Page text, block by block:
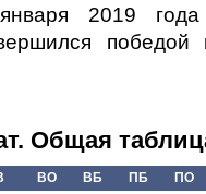
2019
победой
Общая
ВО ВБ ПБ
ПО